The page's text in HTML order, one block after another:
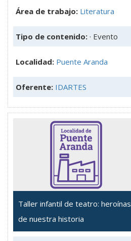
Área de trabajo: Literatura
Tipo de contenido: · Evento
Localidad: Puente Aranda
Oferente: IDARTES
Taller infantil de teatro: heroínas
de nuestra historia